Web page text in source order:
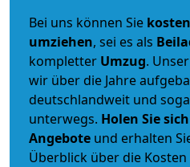
Bei uns können Sie
umziehen, sei es als
kompletter Umzug.
wir über die Jahre
deutschlandweit und
unterwegs. Holen Sie
Angebote und erhalten
Überblick über die